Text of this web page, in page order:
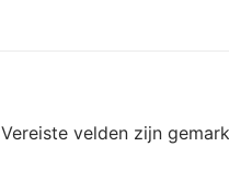
Vereiste velden zijn